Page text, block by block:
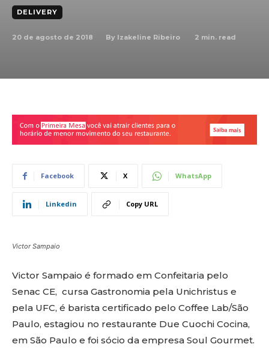
DELIVERY
20 de agosto de 2018 By Izakeline Ribeiro 2 min. read
Facebook X WhatsApp
Linkedin Copy URL
Victor Sampaio
Victor Sampaio é formado em Confeitaria pelo
Senac CE, cursa Gastronomia pela Unichristus e
pela UFC, é barista certificado pelo Coffee Lab/São
Paulo, estagiou no restaurante Due Cuochi Cocina,
em São Paulo e foi sócio da empresa Soul Gourmet.